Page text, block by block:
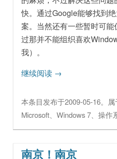
快。通过Google能够找到
案。当然还有一些暂时可
过那并不能组织喜欢
我）。
继续阅读 →
本条目发布于2009-05-16。
Microsoft、Windows 7、操作
南京！南京